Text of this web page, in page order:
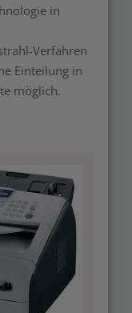
in
Verfahren
Einteilung in
möglich.